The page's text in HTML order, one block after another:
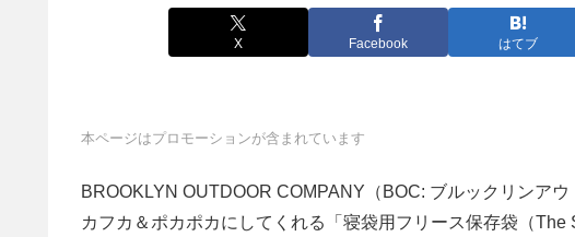
X Facebook はてブ
本ページはプロモーションが含まれています
BROOKLYN OUTDOOR COMPANY（BOC: ブルックリンア
カフカ＆ポカポカにしてくれる「寝袋用フリース保存袋（